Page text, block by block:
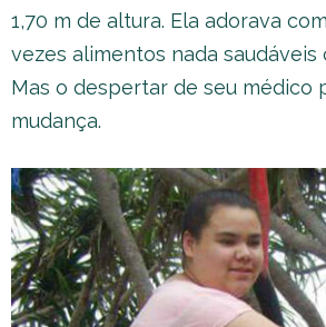
1,70 m de altura. Ela adorava
vezes alimentos nada
Mas o despertar de seu médico
mudança.